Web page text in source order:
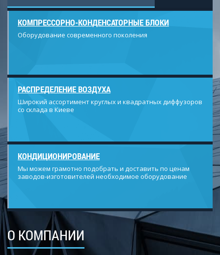
КОМПРЕССОРНО-КОНДЕНСАТОРНЫЕ БЛОКИ
Оборудование современного поколения
РАСПРЕДЕЛЕНИЕ ВОЗДУХА
Широкий ассортимент круглых и квадратных диффузоров
со склада в Киеве
КОНДИЦИОНИРОВАНИЕ
Мы можем грамотно подобрать и доставить по ценам
заводов-изготовителей необходимое оборудование
О КОМПАНИИ